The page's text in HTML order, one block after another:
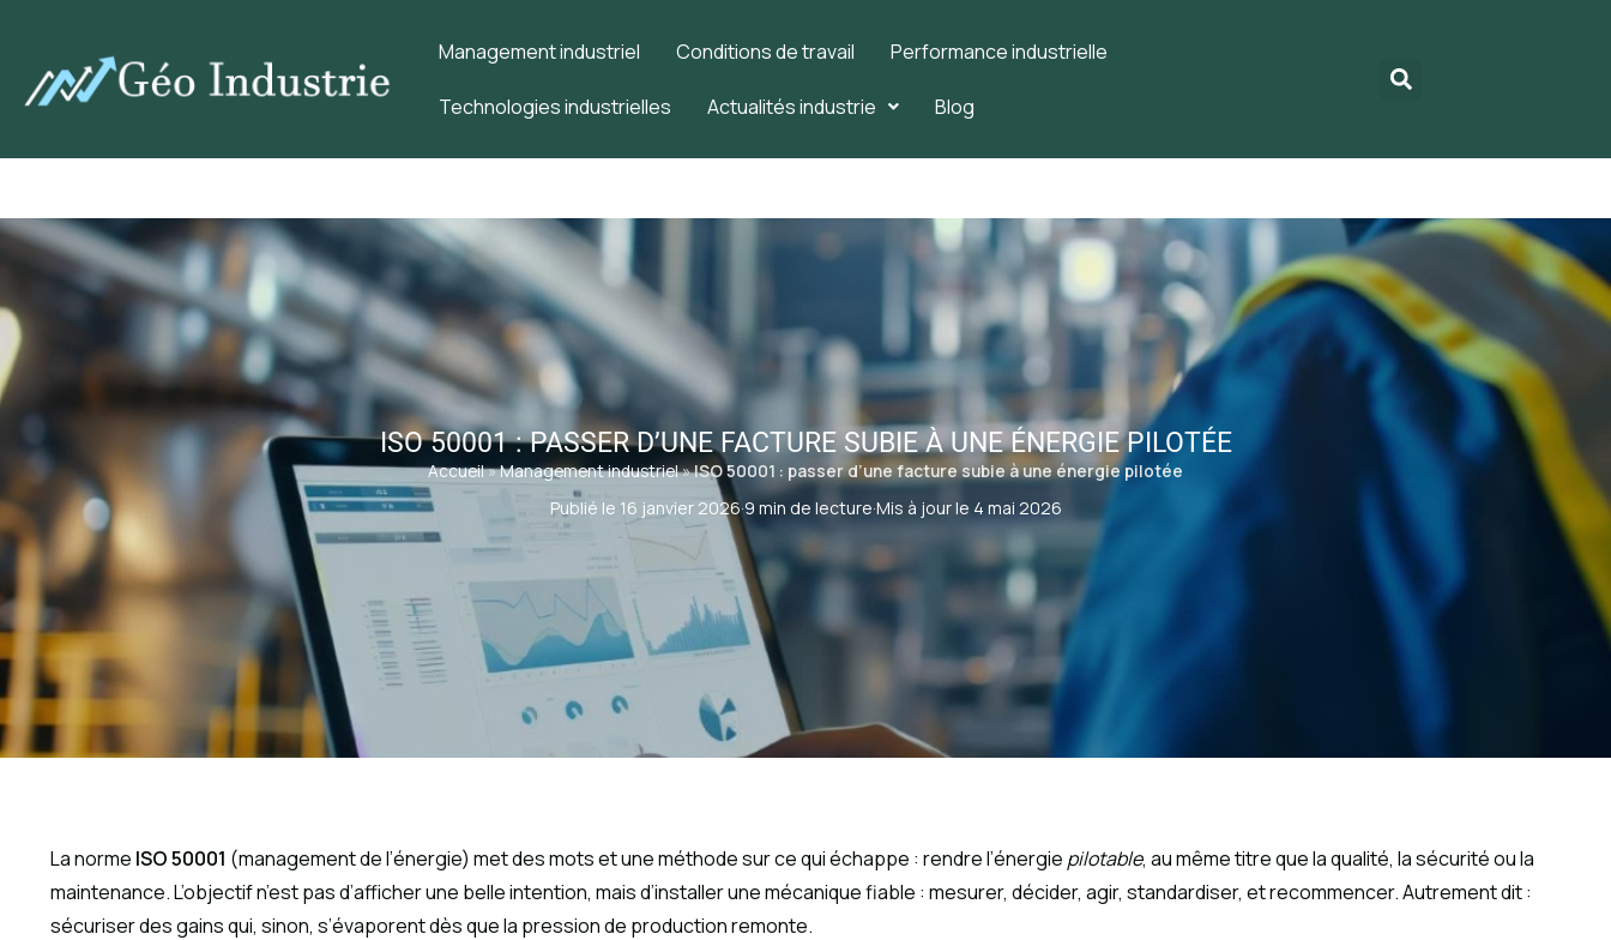
Management industriel Conditions de travail Performance industrielle
Technologies industrielles Actualités industrie Blog
ISO 50001 : PASSER D’UNE FACTURE SUBIE À UNE ÉNERGIE PILOTÉE
Accueil»Management industriel»ISO 50001 : passer d’une facture subie à une énergie pilotée
Publié le 16 janvier 2026·9 min de lecture·Mis à jour le 4 mai 2026
La norme ISO 50001 (management de l’énergie) met des mots et une méthode sur ce qui échappe : rendre l’énergie pilotable, au même titre que la qualité, la sécurité ou la
maintenance. L’objectif n’est pas d’afficher une belle intention, mais d’installer une mécanique fiable : mesurer, décider, agir, standardiser, et recommencer. Autrement dit :
sécuriser des gains qui, sinon, s’évaporent dès que la pression de production remonte.